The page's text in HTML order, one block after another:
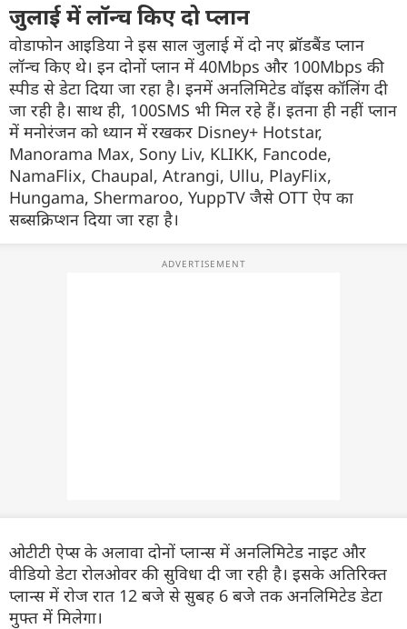
जुलाई में लॉन्च किए दो प्लान
वोडाफोन आइडिया ने इस साल जुलाई में दो नए ब्रॉडबैंड प्लान
लॉन्च किए थे। इन दोनों प्लान में 40Mbps और 100Mbps की
स्पीड से डेटा दिया जा रहा है। इनमें अनलिमिटेड वॉइस कॉलिंग दी
जा रही है। साथ ही, 100SMS भी मिल रहे हैं। इतना ही नहीं प्लान
में मनोरंजन को ध्यान में रखकर Disney+ Hotstar,
Manorama Max, Sony Liv, KLIKK, Fancode,
NamaFlix, Chaupal, Atrangi, Ullu, PlayFlix,
Hungama, Shermaroo, YuppTV जैसे OTT ऐप का
सब्सक्रिप्शन दिया जा रहा है।
ओटीटी ऐप्स के अलावा दोनों प्लान्स में अनलिमिटेड नाइट और
वीडियो डेटा रोलओवर की सुविधा दी जा रही है। इसके अतिरिक्त
प्लान्स में रोज रात 12 बजे से सुबह 6 बजे तक अनलिमिटेड डेटा
मुफ्त में मिलेगा।